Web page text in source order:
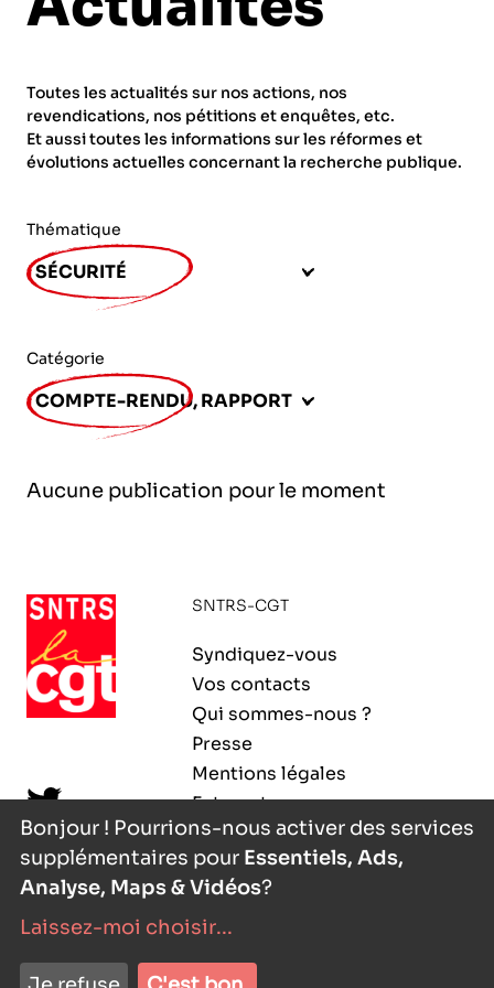
Fonction publique
Actions spécifiques
ORGANISMES
CNRS – Centre national de la recherche
scientifique
INRIA - Institut national de recherche en
INSERM – Institut national de la santé et de la
recherche médicale
développement
INED – Institut national d’études
démographiques
l’exploitation de la mer
AGENDA
PUBLICATIONS
ADHÉRER
Toutes les actualités sur nos actions, nos
revendications, nos pétitions et enquêtes, etc.
Et aussi toutes les informations sur les réformes et
évolutions actuelles concernant la recherche publique.
Thématique
SÉCURITÉ
Catégorie
COMPTE-RENDU, RAPPORT
Aucune publication pour le moment
SNTRS-CGT
Syndiquez-vous
Vos contacts
Qui sommes-nous ?
Presse
Mentions légales
Extranet
- agence digitale
Bonjour ! Pourrions-nous activer des services
supplémentaires pour Essentiels, Ads,
Analyse, Maps & Vidéos?
Laissez-moi choisir...